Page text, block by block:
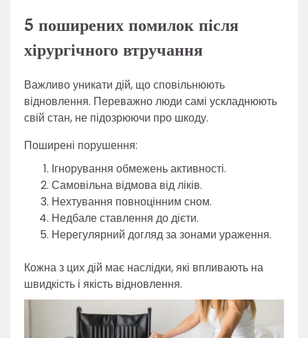
5 поширених помилок після
хірургічного втручання
Важливо уникати дій, що сповільнюють
відновлення. Переважно люди самі ускладнюють
свій стан, не підозрюючи про шкоду.
Поширені порушення:
Ігнорування обмежень активності.
Самовільна відмова від ліків.
Нехтування повноцінним сном.
Недбале ставлення до дієти.
Нерегулярний догляд за зонами ураження.
Кожна з цих дій має наслідки, які впливають на
швидкість і якість відновлення.